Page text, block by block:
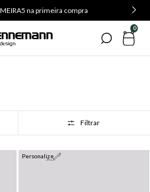
na primeira compra
0
Filtrar
Personalize